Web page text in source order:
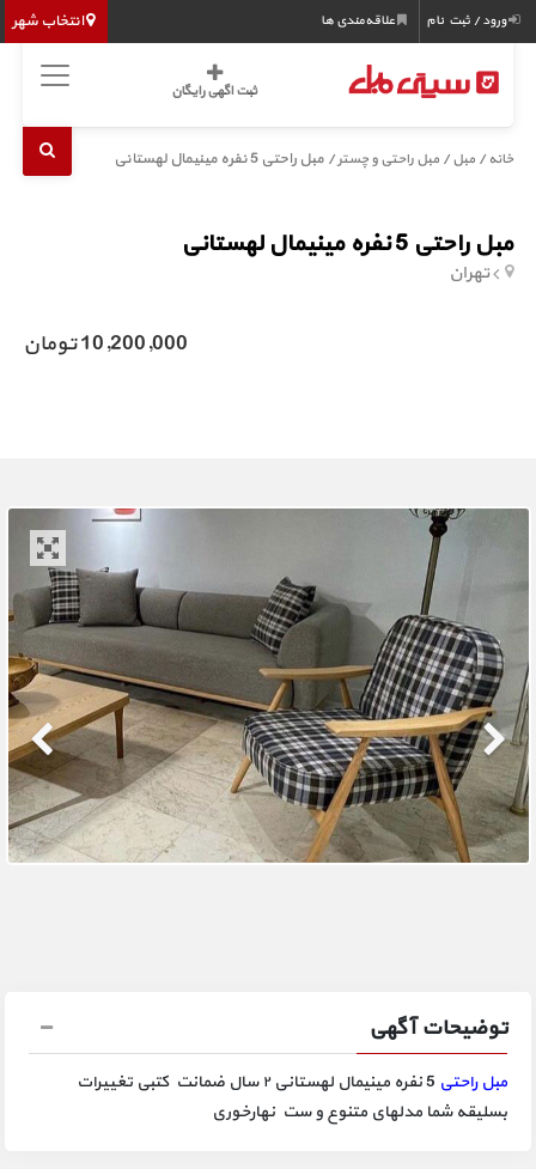
انتخاب شهر ورود / ثبت نام علاقه‌مندی ها
ثبت اگهی رایگان
خانه /مبل/مبل راحتی و چستر/ مبل راحتی 5 نفره مینیمال لهستانی
مبل راحتی 5 نفره مینیمال لهستانی
تهران
10,200,000 تومان
توضیحات آگهی
مبل راحتی
5 نفره مینیمال لهستانی ۲ سال ضمانت کتبی تغییرات
بسلیقه شما مدلهای متنوع و ست نهارخوری